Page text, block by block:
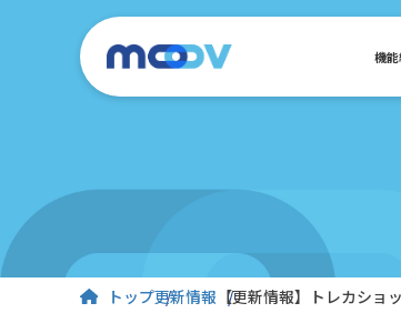
機
トップ更新情報 【更新情報】トレカシ